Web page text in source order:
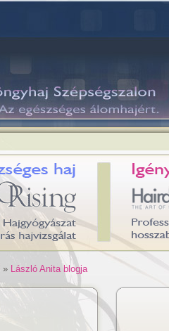
» László Anita blogja